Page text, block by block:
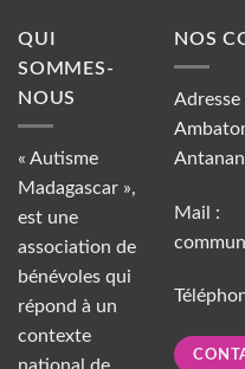
QUI
SOMMES-
NOUS
« Autisme
Madagascar »,
est une
association de
bénévoles qui
répond à un
contexte
national de
NOS
Adresse
Mail :